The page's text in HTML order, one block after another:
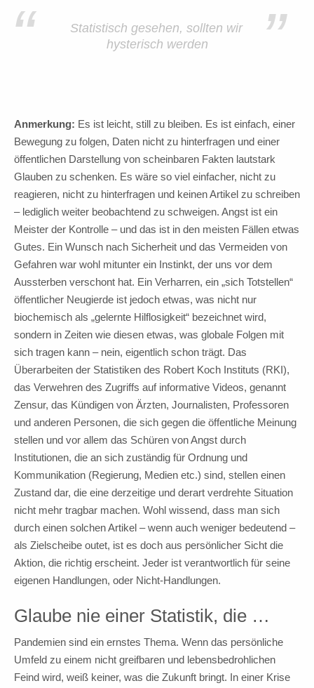
”
“
Statistisch gesehen, sollten wir
hysterisch werden
Anmerkung: Es ist leicht, still zu bleiben. Es ist einfach, einer
Bewegung zu folgen, Daten nicht zu hinterfragen und einer
öffentlichen Darstellung von scheinbaren Fakten lautstark
Glauben zu schenken. Es wäre so viel einfacher, nicht zu
reagieren, nicht zu hinterfragen und keinen Artikel zu schreiben
– lediglich weiter beobachtend zu schweigen. Angst ist ein
Meister der Kontrolle – und das ist in den meisten Fällen etwas
Gutes. Ein Wunsch nach Sicherheit und das Vermeiden von
Gefahren war wohl mitunter ein Instinkt, der uns vor dem
Aussterben verschont hat. Ein Verharren, ein „sich Totstellen“
öffentlicher Neugierde ist jedoch etwas, was nicht nur
biochemisch als „gelernte Hilflosigkeit“ bezeichnet wird,
sondern in Zeiten wie diesen etwas, was globale Folgen mit
sich tragen kann – nein, eigentlich schon trägt. Das
Überarbeiten der Statistiken des Robert Koch Instituts (RKI),
das Verwehren des Zugriffs auf informative Videos, genannt
Zensur, das Kündigen von Ärzten, Journalisten, Professoren
und anderen Personen, die sich gegen die öffentliche Meinung
stellen und vor allem das Schüren von Angst durch
Institutionen, die an sich zuständig für Ordnung und
Kommunikation (Regierung, Medien etc.) sind, stellen einen
Zustand dar, die eine derzeitige und derart verdrehte Situation
nicht mehr tragbar machen. Wohl wissend, dass man sich
durch einen solchen Artikel – wenn auch weniger bedeutend –
als Zielscheibe outet, ist es doch aus persönlicher Sicht die
Aktion, die richtig erscheint. Jeder ist verantwortlich für seine
eigenen Handlungen, oder Nicht-Handlungen.
Glaube nie einer Statistik, die …
Pandemien sind ein ernstes Thema. Wenn das persönliche
Umfeld zu einem nicht greifbaren und lebensbedrohlichen
Feind wird, weiß keiner, was die Zukunft bringt. In einer Krise